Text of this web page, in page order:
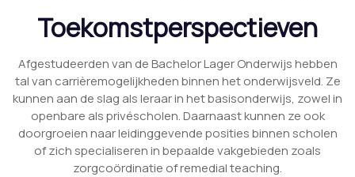
Toekomstperspectieven
Afgestudeerden van de Bachelor Lager Onderwijs hebben
tal van carrièremogelijkheden binnen het onderwijsveld. Ze
kunnen aan de slag als leraar in het basisonderwijs, zowel in
openbare als privéscholen. Daarnaast kunnen ze ook
doorgroeien naar leidinggevende posities binnen scholen
of zich specialiseren in bepaalde vakgebieden zoals
zorgcoördinatie of remedial teaching.